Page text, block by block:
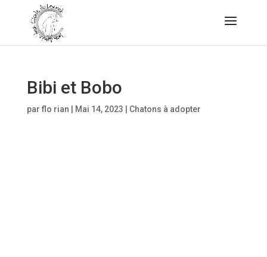
Bibi et Bobo
par flo rian Mai 14, 2023 Chatons à adopter